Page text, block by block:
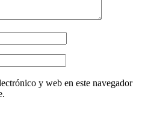
y web en este navegador